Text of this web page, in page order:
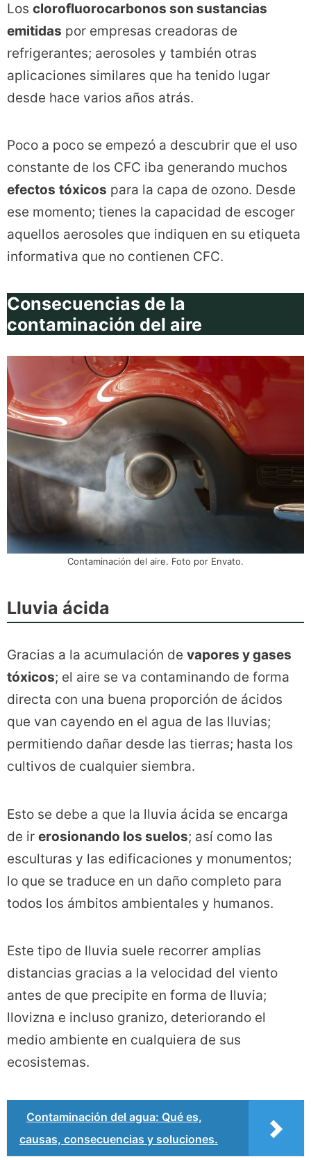
Los clorofluorocarbonos son sustancias
emitidas por empresas creadoras de
refrigerantes; aerosoles y también otras
aplicaciones similares que ha tenido lugar
desde hace varios años atrás.
Poco a poco se empezó a descubrir que el uso
constante de los CFC iba generando muchos
efectos tóxicos para la capa de ozono. Desde
ese momento; tienes la capacidad de escoger
aquellos aerosoles que indiquen en su etiqueta
informativa que no contienen CFC.
Consecuencias de la
contaminación del aire
Contaminación del aire. Foto por Envato.
Lluvia ácida
Gracias a la acumulación de vapores y gases
tóxicos; el aire se va contaminando de forma
directa con una buena proporción de ácidos
que van cayendo en el agua de las lluvias;
permitiendo dañar desde las tierras; hasta los
cultivos de cualquier siembra.
Esto se debe a que la lluvia ácida se encarga
de ir erosionando los suelos; así como las
esculturas y las edificaciones y monumentos;
lo que se traduce en un daño completo para
todos los ámbitos ambientales y humanos.
Este tipo de lluvia suele recorrer amplias
distancias gracias a la velocidad del viento
antes de que precipite en forma de lluvia;
llovizna e incluso granizo, deteriorando el
medio ambiente en cualquiera de sus
ecosistemas.
Contaminación del agua: Qué es,
causas, consecuencias y soluciones.